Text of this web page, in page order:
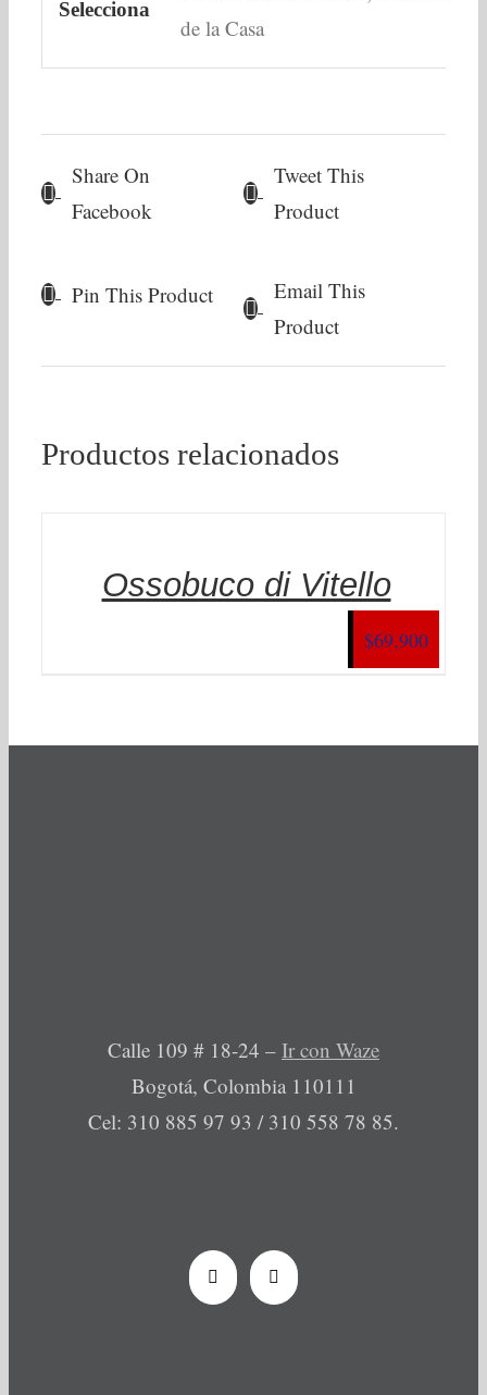
Selecciona
de la Casa
Share On
Facebook
Tweet This
Product
Pin This Product
Email This
Product
Productos relacionados
Ossobuco di Vitello
$69,900
Calle 109 # 18-24 – Ir con Waze
Bogotá, Colombia 110111
Cel: 310 885 97 93 / 310 558 78 85.